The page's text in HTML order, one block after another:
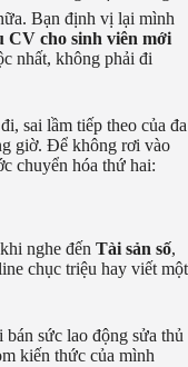
Bạn định vị lại mình
CV cho sinh viên mới
nhất, không phải đi
sai lầm tiếp theo của đa
giờ. Để không rơi vào
chuyển hóa thứ hai:
nghe đến Tài sản số,
chục triệu hay viết một
sức lao động sửa thủ
kiến thức của mình